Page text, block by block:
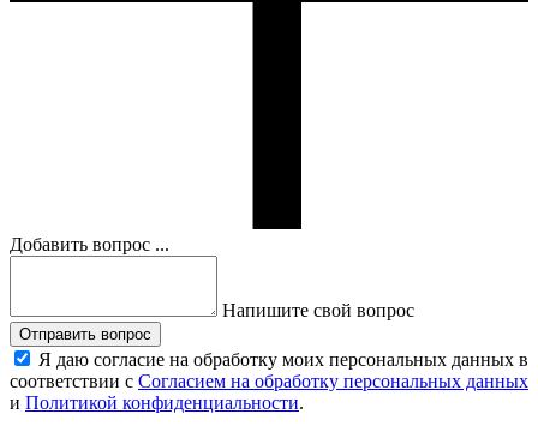
Добавить вопрос ...
Напишите свой вопрос
Отправить вопрос
Я даю согласие на обработку моих персональных данных в
соответствии с Согласием на обработку персональных данных
и Политикой конфиденциальности.